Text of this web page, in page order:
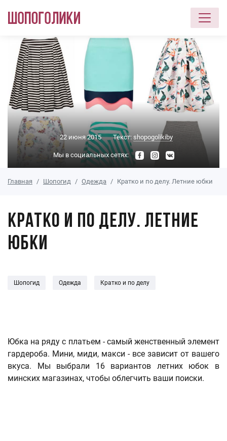
Перейти к основному содержанию
22 июня 2015 Текст: shopogolikiby
Мы в социальных сетях:
Главная Шопогид Одежда Кратко и по делу. Летние юбки
Кратко и по делу. Летние
юбки
Шопогид Одежда Кратко и по делу
Юбка на ряду с платьем - самый женственный элемент
гардероба. Мини, миди, макси - все зависит от вашего
вкуса. Мы выбрали 16 вариантов летних юбок в
минских магазинах, чтобы облегчить ваши поиски.